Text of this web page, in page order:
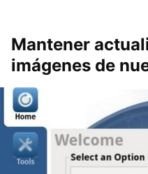
Mantener
imágenes de